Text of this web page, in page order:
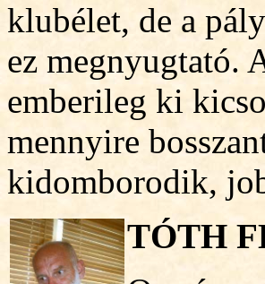
klubélet, de a
ez megnyugtató.
emberileg ki
mennyire
kidomborodik,
TÓTH